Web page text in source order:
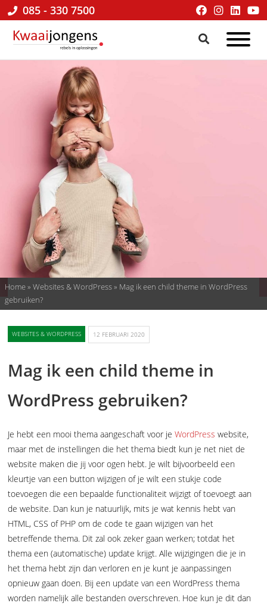
085 - 330 7500
Kwaaijongens
BLOG
kenniscafé
ondernemers
Home» Websites & WordPress» Mag ik een child theme in WordPress
gebruiken?
WEBSITES & WORDPRESS 12 FEBRUARI 2020
Mag ik een child theme in
WordPress gebruiken?
Je hebt een mooi thema aangeschaft voor jeWordPress website,
maar met de instellingen die het thema biedt kun je net niet de
website maken die jij voor ogen hebt. Je wilt bijvoorbeeld een
kleurtje van een button wijzigen of je wilt een stukje code
toevoegen die een bepaalde functionaliteit wijzigt of toevoegt aan
de website. Dan kun je natuurlijk, mits je wat kennis hebt van
HTML, CSS of PHP om de code te gaan wijzigen van het
betreffende thema. Dit zal ook zeker gaan werken; totdat het
thema een (automatische) update krijgt. Alle wijzigingen die je in
het thema hebt zijn dan verloren en je kunt je aanpassingen
opnieuw gaan doen. Bij een update van een WordPress thema
worden namelijk alle bestanden overschreven. Hoe kun je dit dan